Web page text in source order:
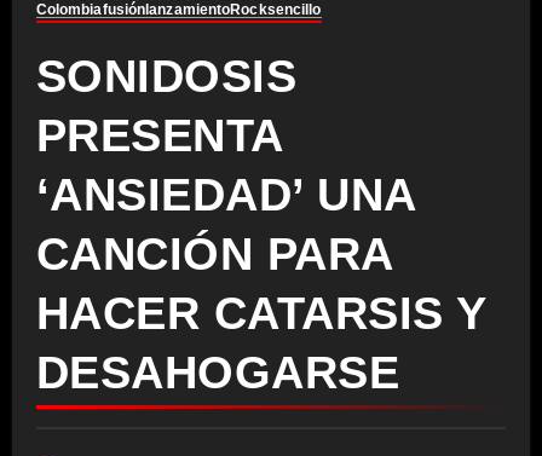
ColombiafusiónlanzamientoRocksencillo
SONIDOSIS
PRESENTA
‘ANSIEDAD’ UNA
CANCIÓN PARA
HACER CATARSIS Y
DESAHOGARSE